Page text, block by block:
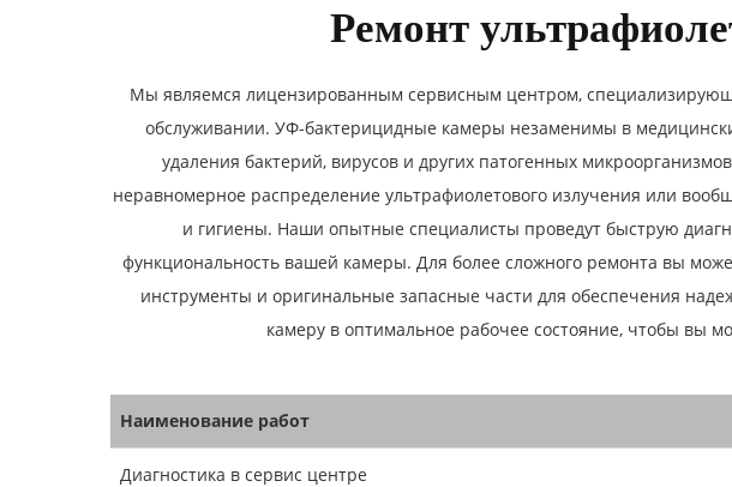
Ремонт
Мы являемся лицензированным сервисным центром,
обслуживании. УФ-бактерицидные камеры незаменимы в
удаления бактерий, вирусов и других патогенных
неравномерное распределение ультрафиолетового излучения или
и гигиены. Наши опытные специалисты проведут быструю
функциональность вашей камеры. Для более сложного ремонта вы
инструменты и оригинальные запасные части для обеспечения
камеру в оптимальное рабочее состояние, чтобы вы
Наименование работ
Диагностика в сервис центре